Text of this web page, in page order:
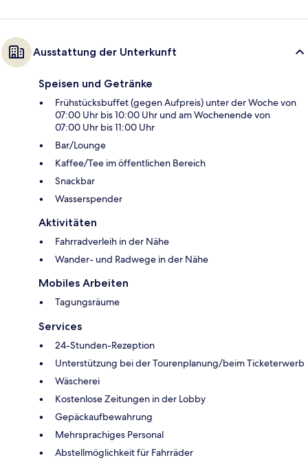
Ausstattung der Unterkunft
Speisen und Getränke
Frühstücksbuffet (gegen Aufpreis) unter der Woche von
07:00 Uhr bis 10:00 Uhr und am Wochenende von
07:00 Uhr bis 11:00 Uhr
Bar/Lounge
Kaffee/Tee im öffentlichen Bereich
Snackbar
Wasserspender
Aktivitäten
Fahrradverleih in der Nähe
Wander- und Radwege in der Nähe
Mobiles Arbeiten
Tagungsräume
Services
24-Stunden-Rezeption
Unterstützung bei der Tourenplanung/beim Ticketerwerb
Wäscherei
Kostenlose Zeitungen in der Lobby
Gepäckaufbewahrung
Mehrsprachiges Personal
Abstellmöglichkeit für Fahrräder